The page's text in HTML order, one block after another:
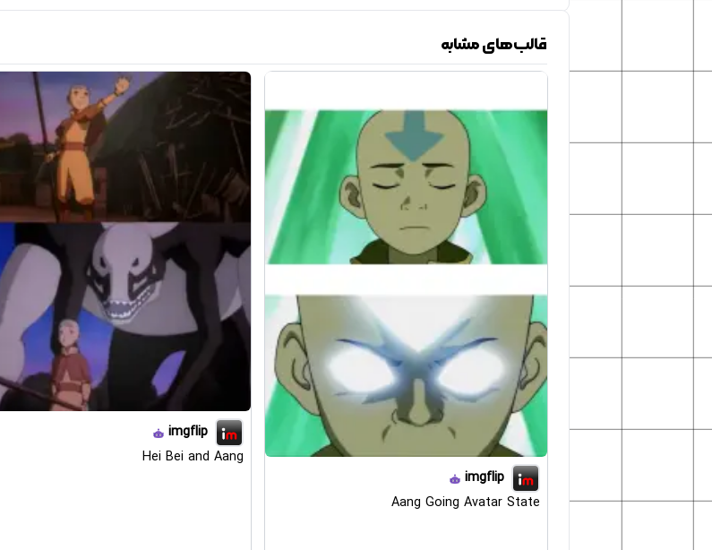
قالب‌های مشابه
imgflip
Aang Going Avatar State
imgflip
Hei Bei and Aang